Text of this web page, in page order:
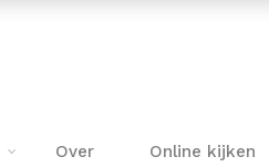
Over Online kijken